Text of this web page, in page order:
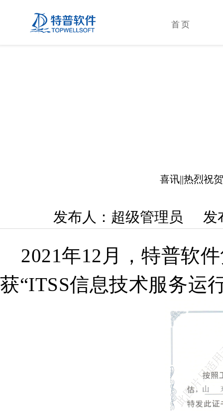
首页
喜讯||热烈祝
发布人：超级管理员 发
2021年12 月，特普软件
获“ITSS信息技术服务运